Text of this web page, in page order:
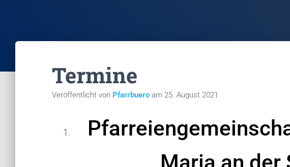
Termine
Veröffentlicht von Pfarrbuero am 25. August 2021
P